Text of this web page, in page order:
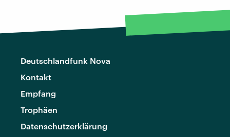
Deutschlandfunk Nova
Kontakt
Empfang
Trophäen
Datenschutzerklärung